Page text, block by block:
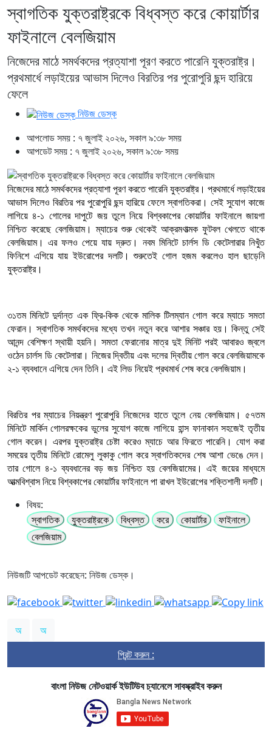
স্বাগতিক যুক্তরাষ্ট্রকে বিধ্বস্ত করে কোয়ার্টার
ফাইনালে বেলজিয়াম
নিজেদের মাঠে সমর্থকদের প্রত্যাশা পূরণ করতে পারেনি যুক্তরাষ্ট্র।
প্রথমার্ধে লড়াইয়ের আভাস দিলেও বিরতির পর পুরোপুরি ছন্দ হারিয়ে
ফেলে
নিউজ ডেস্ক
আপলোড সময় : ৭ জুলাই ২০২৬, সকাল ৯:৩৮ সময়
আপডেট সময় : ৭ জুলাই ২০২৬, সকাল ৯:৩৮ সময়
নিজেদের মাঠে সমর্থকদের প্রত্যাশা পূরণ করতে পারেনি যুক্তরাষ্ট্র। প্রথমার্ধে লড়াইয়ের
আভাস দিলেও বিরতির পর পুরোপুরি ছন্দ হারিয়ে ফেলে স্বাগতিকরা। সেই সুযোগ কাজে
লাগিয়ে ৪-১ গোলের দাপুটে জয় তুলে নিয়ে বিশ্বকাপের কোয়ার্টার ফাইনালে জায়গা
নিশ্চিত করেছে বেলজিয়াম। ম্যাচের শুরু থেকেই আক্রমণাত্মক ফুটবল খেলতে থাকে
বেলজিয়াম। এর ফলও পেয়ে যায় দ্রুত। নবম মিনিটে চার্লস ডি কেটেলারার নিখুঁত
ফিনিশে এগিয়ে যায় ইউরোপের দলটি। শুরুতেই গোল হজম করলেও হাল ছাড়েনি
যুক্তরাষ্ট্র।
৩১তম মিনিটে দুর্দান্ত এক ফ্রি-কিক থেকে মালিক টিলম্যান গোল করে ম্যাচে সমতা
ফেরান। স্বাগতিক সমর্থকদের মধ্যে তখন নতুন করে আশার সঞ্চার হয়। কিন্তু সেই
আনন্দ বেশিক্ষণ স্থায়ী হয়নি। সমতা ফেরানোর মাত্র দুই মিনিট পরই আবারও জ্বলে
ওঠেন চার্লস ডি কেটেলারা। নিজের দ্বিতীয় এবং দলের দ্বিতীয় গোল করে বেলজিয়ামকে
২-১ ব্যবধানে এগিয়ে দেন তিনি। এই লিড নিয়েই প্রথমার্ধ শেষ করে বেলজিয়াম।
বিরতির পর ম্যাচের নিয়ন্ত্রণ পুরোপুরি নিজেদের হাতে তুলে নেয় বেলজিয়াম। ৫৭তম
মিনিটে মার্কিন গোলরক্ষকের ভুলের সুযোগ কাজে লাগিয়ে হান্স ফানাকান সহজেই তৃতীয়
গোল করেন। এরপর যুক্তরাষ্ট্র চেষ্টা করেও ম্যাচে আর ফিরতে পারেনি। যোগ করা
সময়ের তৃতীয় মিনিটে রোমেলু লুকাকু গোল করে স্বাগতিকদের শেষ আশা ভেঙে দেন।
তার গোলে ৪-১ ব্যবধানের বড় জয় নিশ্চিত হয় বেলজিয়ামের। এই জয়ের মাধ্যমে
আত্মবিশ্বাস নিয়ে বিশ্বকাপের কোয়ার্টার ফাইনালে পা রাখল ইউরোপের শক্তিশালী দলটি।
বিষয়:
স্বাগতিক
যুক্তরাষ্ট্রকে বিধ্বস্ত করে কোয়ার্টার
ফাইনালে
বেলজিয়াম
নিউজটি আপডেট করেছেন: নিউজ ডেস্ক।
অ
অ
প্রিন্ট করুন :
বাংলা নিউজ নেটওয়ার্ক ইউটিউব চ্যানেলে সাবস্ক্রাইব করুন